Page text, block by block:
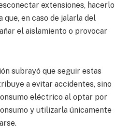
extensiones, hacerlo
que, en caso de jalarla del
el aislamiento o provocar
subrayó que seguir estas
a evitar accidentes, sino
eléctrico al optar por
y utilizarla únicamente